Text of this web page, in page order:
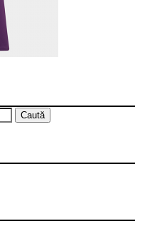
Caută